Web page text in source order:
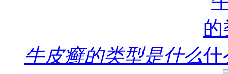
牛皮癣的类型是什么